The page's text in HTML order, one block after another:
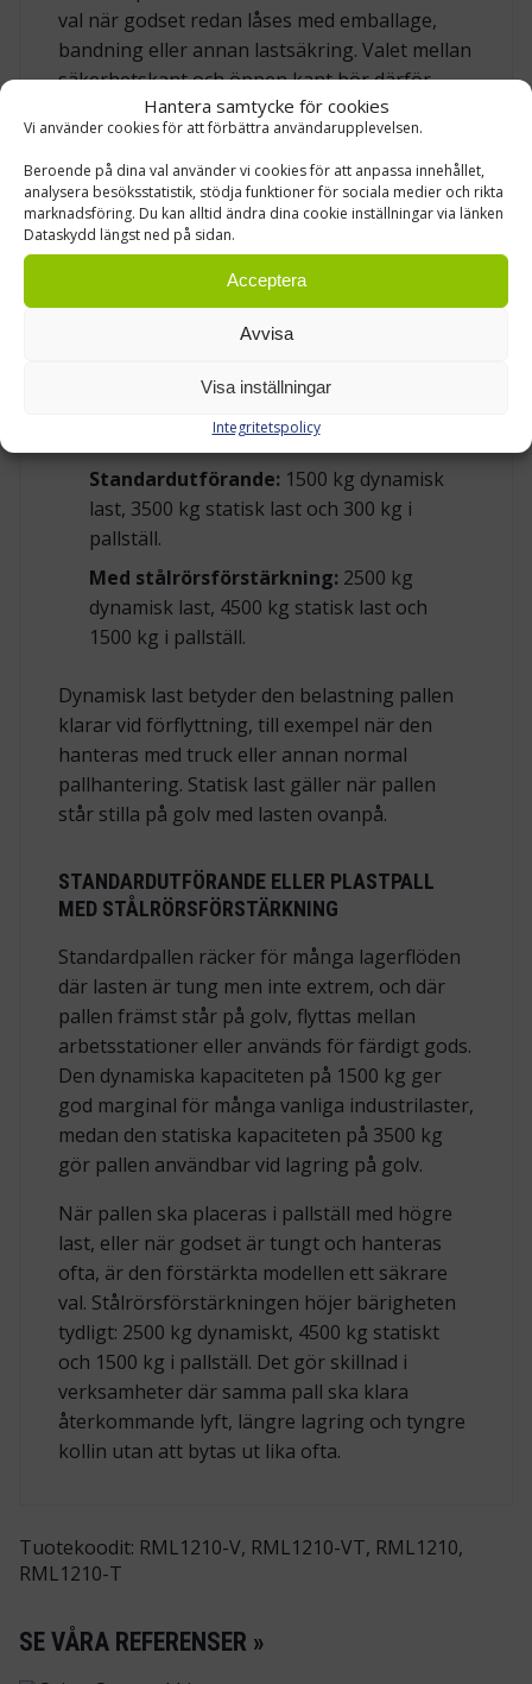
Hantera samtycke för cookies
Vi använder cookies för att förbättra användarupplevelsen.
Beroende på dina val använder vi cookies för att anpassa innehållet,
analysera besöksstatistik, stödja funktioner för sociala medier och rikta
marknadsföring. Du kan alltid ändra dina cookie inställningar via länken
Dataskydd längst ned på sidan.
Acceptera
Avvisa
Visa inställningar
Integritetspolicy
val när godset redan låses med emballage,
bandning eller annan lastsäkring. Valet mellan
säkerhetskant och öppen kant bör därför
göras efter hur godset ligger på pallen, hur
pallen lyfts och hur ofta den ska flyttas i flödet.
BÄRIGHET FÖR LAGER, TRANSPORT OCH
PALLSTÄLL
Denna tunga plastpall finns i två
bärighetsnivåer. Standardutförandet är ett
bra val när pallen ska användas för tungt men
tyngre laster och högre krav i pallställ finns
utförandet med stålrörsförstärkning.
Standardutförande:1500 kg dynamisk
last, 3500 kg statisk last och 300 kg i
pallställ.
Med stålrörsförstärkning:2500 kg
dynamisk last, 4500 kg statisk last och
1500 kg i pallställ.
Dynamisk last betyder den belastning pallen
klarar vid förflyttning, till exempel när den
hanteras med truck eller annan normal
pallhantering. Statisk last gäller när pallen
står stilla på golv med lasten ovanpå.
STANDARDUTFÖRANDE ELLER PLASTPALL
MED STÅLRÖRSFÖRSTÄRKNING
Standardpallen räcker för många lagerflöden
där lasten är tung men inte extrem, och där
pallen främst står på golv, flyttas mellan
arbetsstationer eller används för färdigt gods.
Den dynamiska kapaciteten på 1500 kg ger
god marginal för många vanliga industrilaster,
medan den statiska kapaciteten på 3500 kg
gör pallen användbar vid lagring på golv.
När pallen ska placeras i pallställ med högre
last, eller när godset är tungt och hanteras
ofta, är den förstärkta modellen ett säkrare
val. Stålrörsförstärkningen höjer bärigheten
tydligt: 2500 kg dynamiskt, 4500 kg statiskt
och 1500 kg i pallställ. Det gör skillnad i
verksamheter där samma pall ska klara
återkommande lyft, längre lagring och tyngre
kollin utan att bytas ut lika ofta.
Tuotekoodit: RML1210-V, RML1210-VT, RML1210,
RML1210-T
SE VÅRA REFERENSER »